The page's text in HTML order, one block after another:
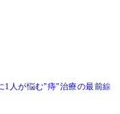
人が悩む"痔"治療の最前線